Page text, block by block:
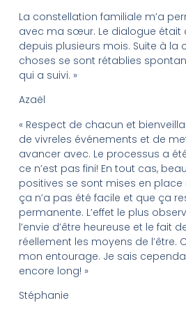
La constellation familiale m’a
avec ma sœur. Le dialogue était
depuis plusieurs mois. Suite à la
choses se sont rétablies
qui a suivi. »
Azaël
« Respect de chacun et
de vivreles événements et de
avancer avec. Le processus a
ce n’est pas fini! En tout cas,
positives se sont mises en
ça n’a pas été facile et que ça
permanente. L’effet le plus
l’envie d’être heureuse et le fait
réellement les moyens de l’être.
mon entourage. Je sais
encore long! »
Stéphanie